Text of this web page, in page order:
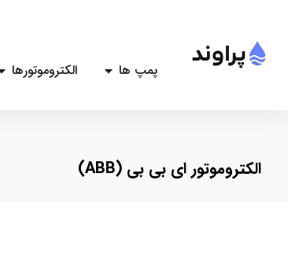
پمپ ها الکتروموتورها
الکتروموتور ای بی بی (ABB)